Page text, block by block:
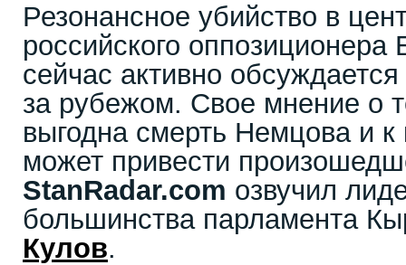
Резонансное убийство в
российского
сейчас активно
за рубежом. Свое мнение о
выгодна смерть Немцова и
может привести
StanRadar.com озвучил
большинства парламента
Кулов.